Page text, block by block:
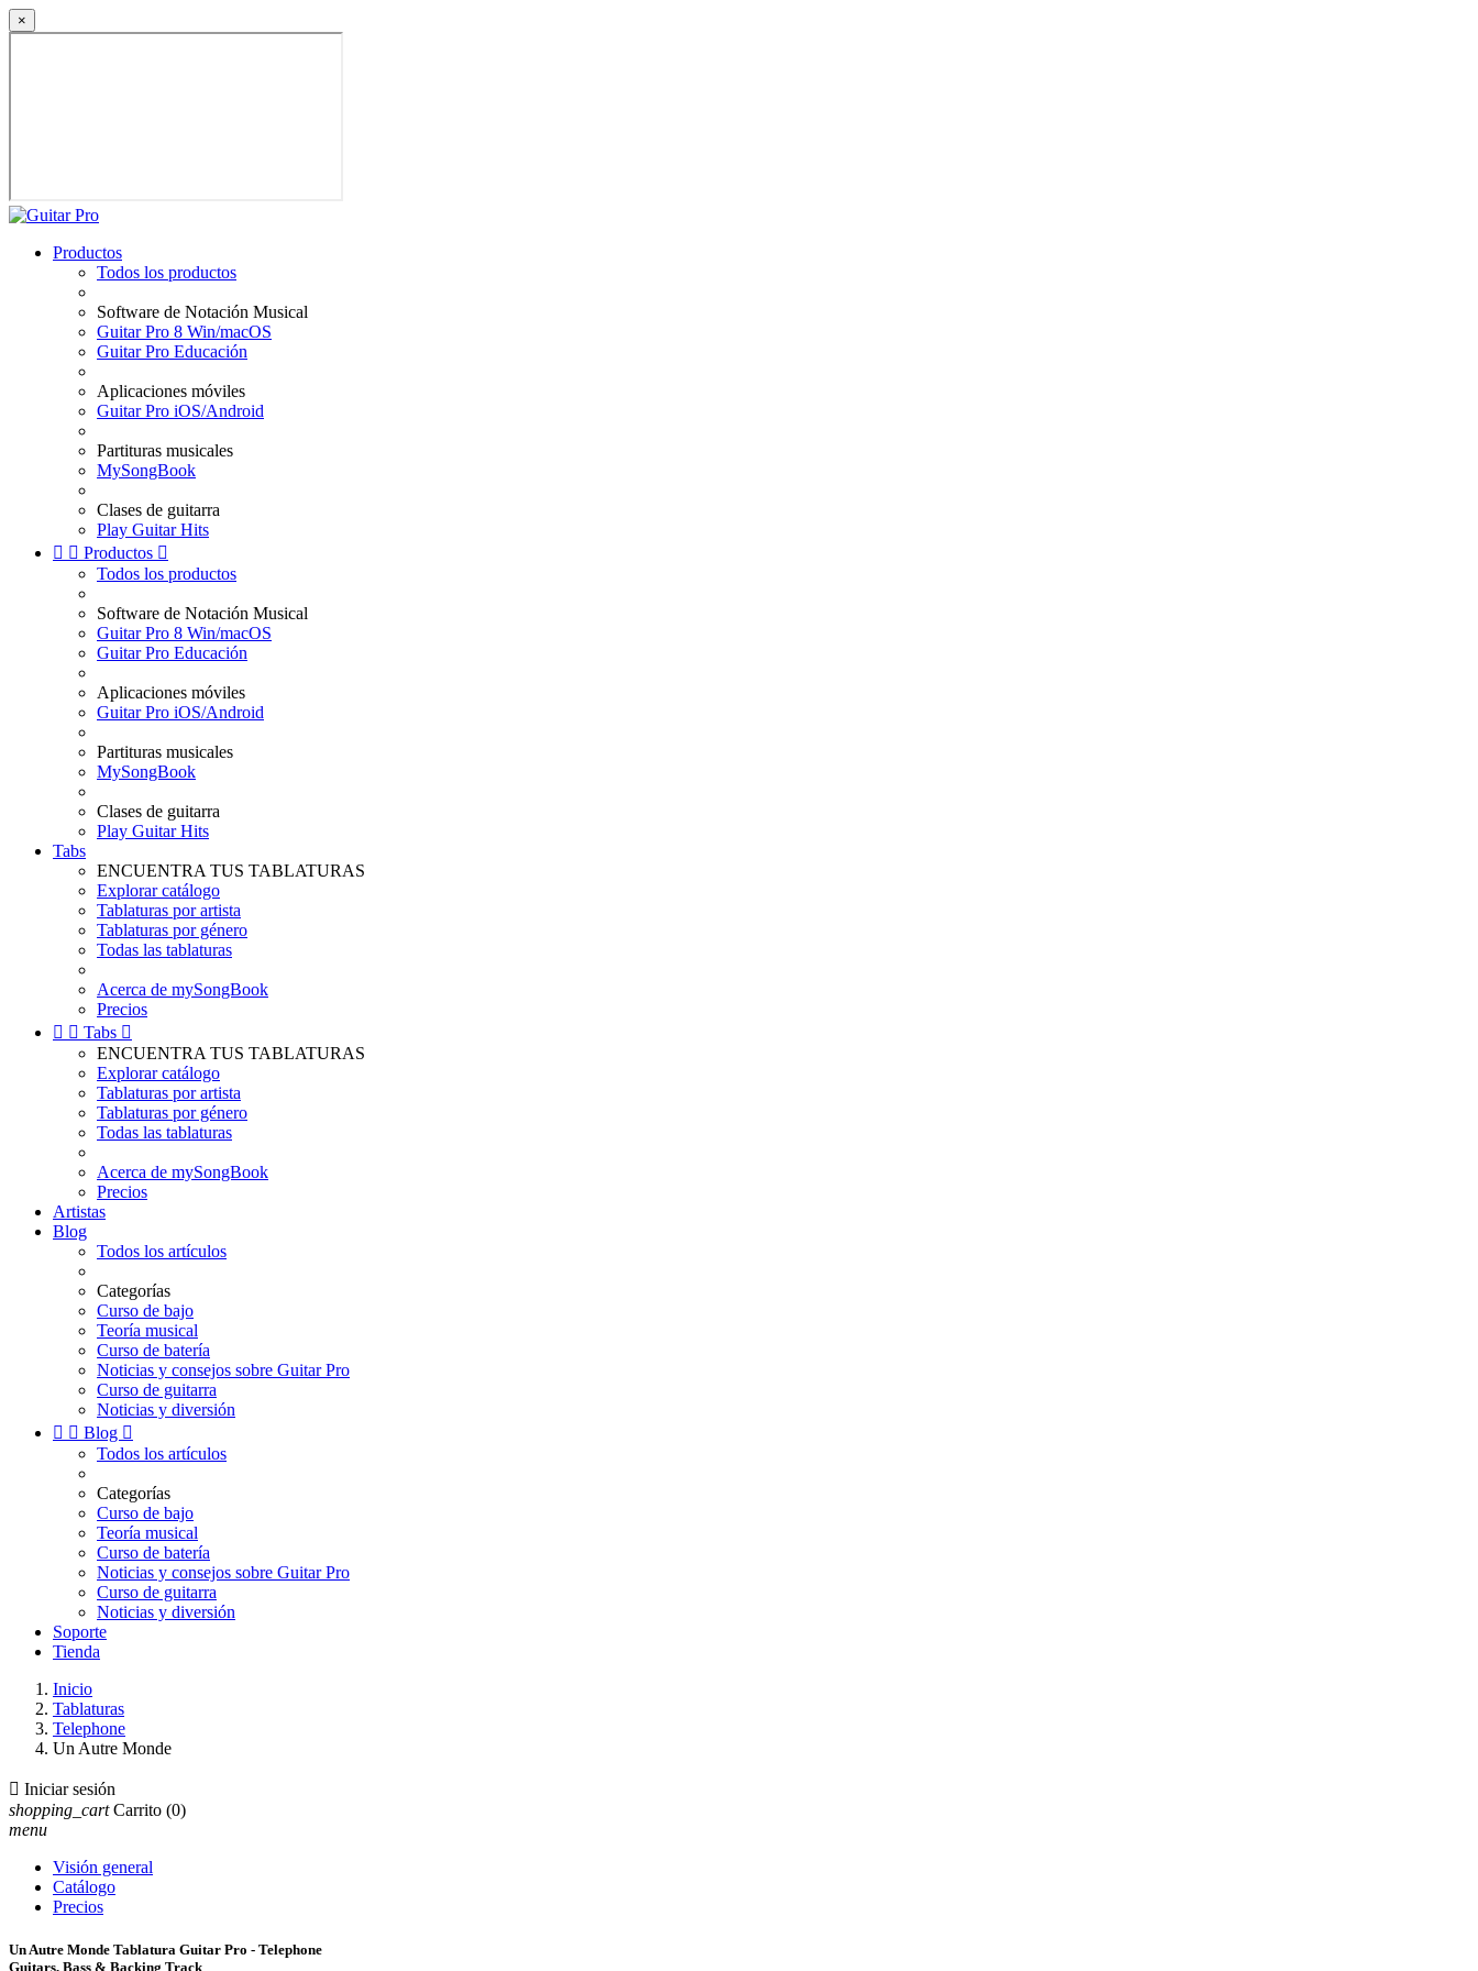
×
Productos
Todos los productos
Software de Notación Musical
Guitar Pro 8 Win/macOS
Guitar Pro Educación
Aplicaciones móviles
Guitar Pro iOS/Android
Partituras musicales
MySongBook
Clases de guitarra
Play Guitar Hits
  Productos 
Todos los productos
Software de Notación Musical
Guitar Pro 8 Win/macOS
Guitar Pro Educación
Aplicaciones móviles
Guitar Pro iOS/Android
Partituras musicales
MySongBook
Clases de guitarra
Play Guitar Hits
Tabs
ENCUENTRA TUS TABLATURAS
Explorar catálogo
Tablaturas por artista
Tablaturas por género
Todas las tablaturas
Acerca de mySongBook
Precios
  Tabs 
ENCUENTRA TUS TABLATURAS
Explorar catálogo
Tablaturas por artista
Tablaturas por género
Todas las tablaturas
Acerca de mySongBook
Precios
Artistas
Blog
Todos los artículos
Categorías
Curso de bajo
Teoría musical
Curso de batería
Noticias y consejos sobre Guitar Pro
Curso de guitarra
Noticias y diversión
  Blog 
Todos los artículos
Categorías
Curso de bajo
Teoría musical
Curso de batería
Noticias y consejos sobre Guitar Pro
Curso de guitarra
Noticias y diversión
Soporte
Tienda
Inicio
Tablaturas
Telephone
Un Autre Monde
 Iniciar sesión
shopping_cart Carrito (0)
menu
Visión general
Catálogo
Precios
Un Autre Monde Tablatura Guitar Pro - Telephone
Guitars, Bass & Backing Track